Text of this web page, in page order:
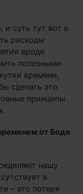
суть тут вот в
расходы
вроде
полезными
времени,
сделать это
принципы
от Бодо
нашу
в
– это потеря